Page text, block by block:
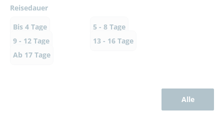
Reisedauer
Bis 4 Tage
5 - 8 Tage
9 - 12 Tage
13 - 16 Tage
Ab 17 Tage
Alle